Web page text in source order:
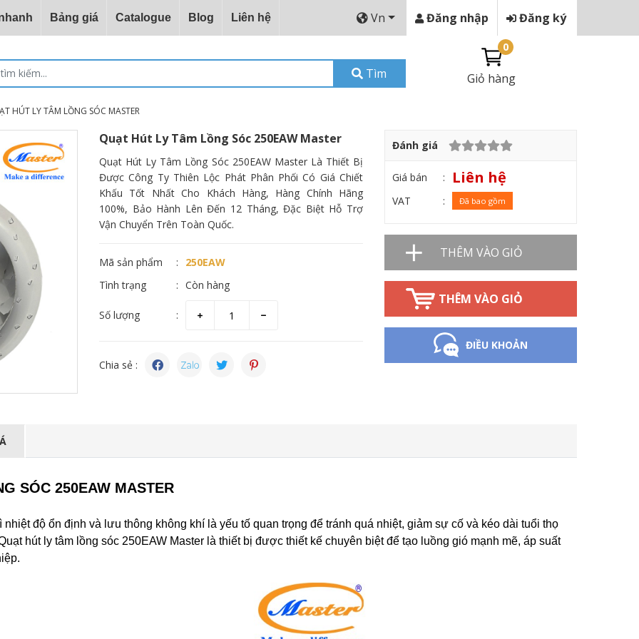
Bảng giá Catalogue Blog Liên hệ Vn Đăng nhập Đăng ký
Tìm Giỏ hàng
0
HÚT LY TÂM LỒNG SÓC MASTER
Quạt Hút Ly Tâm Lồng Sóc 250EAW Master
Quạt Hút Ly Tâm Lồng Sóc 250EAW Master Là Thiết Bị
Được Công Ty Thiên Lộc Phát Phân Phối Có Giá Chiết
Khấu Tốt Nhất Cho Khách Hàng, Hàng Chính Hãng
100%, Bảo Hành Lên Đến 12 Tháng, Đặc Biệt Hỗ Trợ
Vận Chuyển Trên Toàn Quốc.
Mã sản phẩm
250EAW
Tình trạng
Còn hàng
Số lượng
Chia sẻ :
Đánh giá
Giá bán Liên hệ
VAT Đã bao gồm
THÊM VÀO GIỎ
THÊM VÀO GIỎ
ĐIỀU KHOẢN
SÓC 250EAW MASTER
độ ổn định và lưu thông không khí là yếu tố quan trọng để tránh quá nhiệt, giảm sự cố và kéo dài tuổi thọ
hút ly tâm lồng sóc 250EAW Master là thiết bị được thiết kế chuyên biệt để tạo luồng gió mạnh mẽ, áp suất